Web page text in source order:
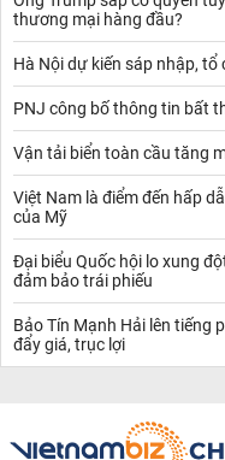
thương mại hàng đầu?
Hà Nội dự kiến sáp nhập, tổ
PNJ công bố thông tin bất
Vận tải biển toàn cầu tăng
Việt Nam là điểm đến hấp
của Mỹ
Đại biểu Quốc hội lo xung
đảm bảo trái phiếu
Bảo Tín Mạnh Hải lên tiếng
đẩy giá, trục lợi